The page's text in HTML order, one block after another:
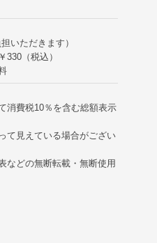
いただきます）
（税込）
消費税10％を含む総額表示
て見えている場合がござい
などの無断転載・無断使用